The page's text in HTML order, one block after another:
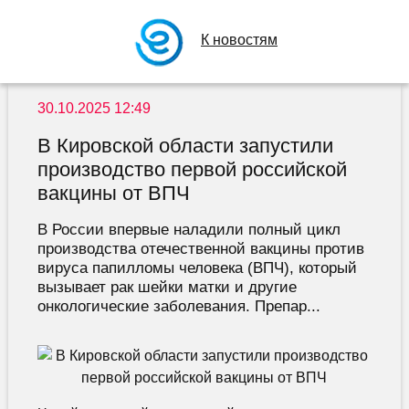
К новостям
30.10.2025 12:49
В Кировской области запустили
производство первой российской
вакцины от ВПЧ
В России впервые наладили полный цикл
производства отечественной вакцины против
вируса папилломы человека (ВПЧ), который
вызывает рак шейки матки и другие
онкологические заболевания. Препар...